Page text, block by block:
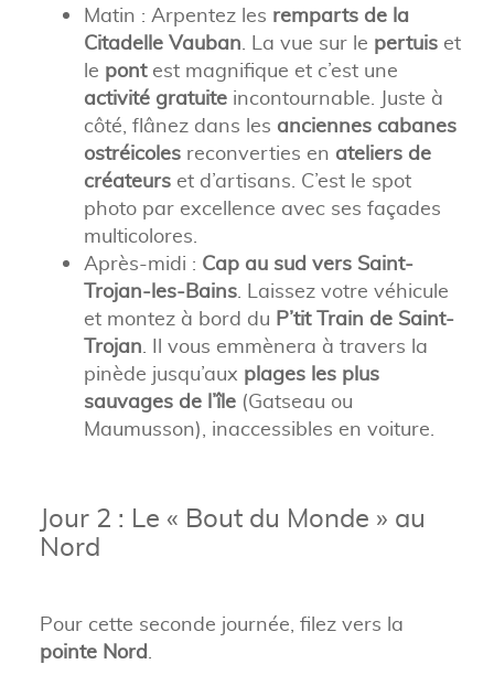
Matin : Arpentez les remparts de la
Citadelle Vauban. La vue sur le pertuiset
le pontest magnifique et c’est une
activité gratuiteincontournable. Juste à
côté, flânez dans les anciennes cabanes
ostréicolesreconverties en ateliers de
créateurset d’artisans. C’est le spot
photo par excellence avec ses façades
multicolores.
Après-midi : Cap au sud vers Saint-
Trojan-les-Bains. Laissez votre véhicule
et montez à bord du P’tit Train de Saint-
Trojan. Il vous emmènera à travers la
pinède jusqu’aux plages les plus
sauvages de l’île(Gatseau ou
Maumusson), inaccessibles en voiture.
Jour 2 : Le « Bout du Monde » au
Nord
Pour cette seconde journée, filez vers la
pointe Nord.